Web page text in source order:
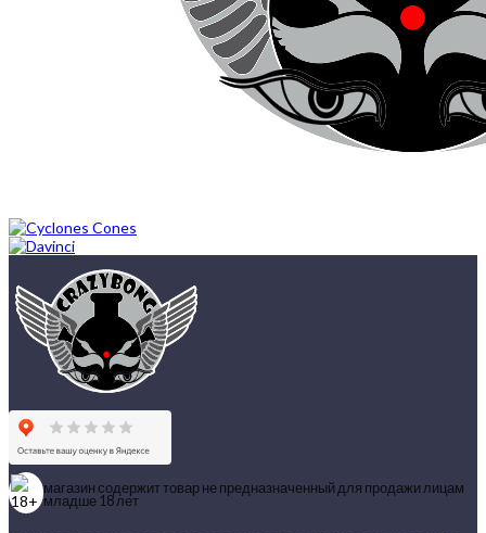
магазин содержит товар не предназначенный для продажи лицам
младше 18 лет